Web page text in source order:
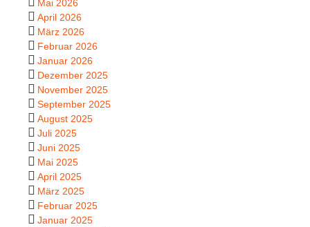
Mai 2026
April 2026
März 2026
Februar 2026
Januar 2026
Dezember 2025
November 2025
September 2025
August 2025
Juli 2025
Juni 2025
Mai 2025
April 2025
März 2025
Februar 2025
Januar 2025